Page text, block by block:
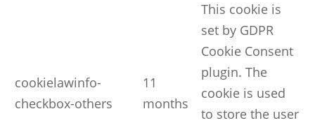
cookielawinfo-
checkbox-others
11
months
This cookie is
set by GDPR
Cookie Consent
plugin. The
cookie is used
to store the user